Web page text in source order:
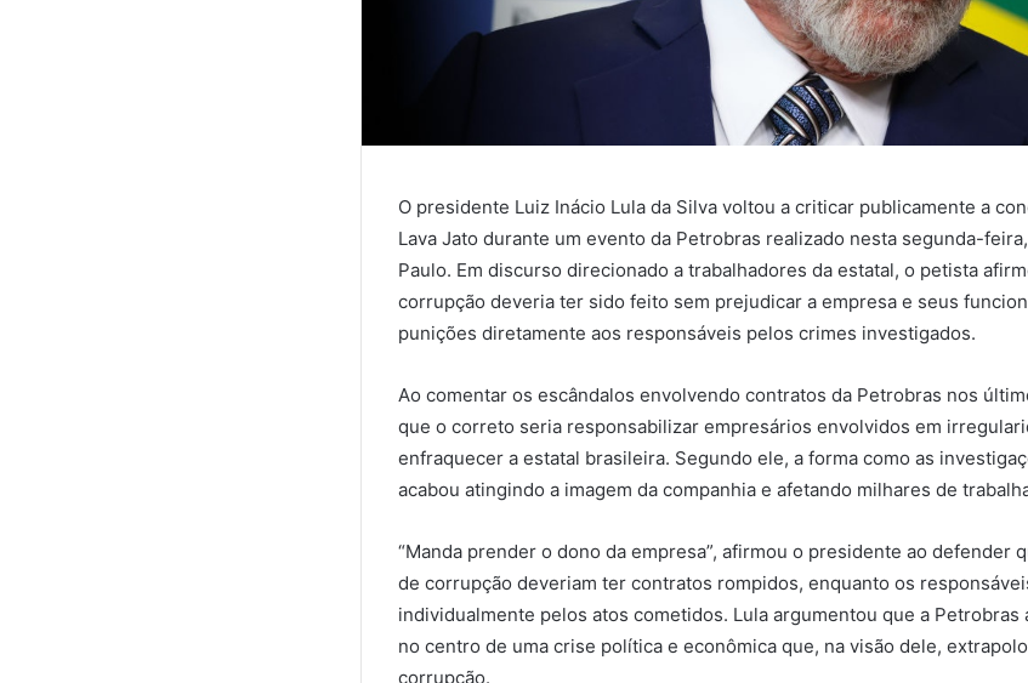
O presidente Luiz Inácio Lula da Silva voltou a criticar publicamente a
Lava Jato durante um evento da Petrobras realizado nesta segunda-
Paulo. Em discurso direcionado a trabalhadores da estatal, o petista
corrupção deveria ter sido feito sem prejudicar a empresa e seus
punições diretamente aos responsáveis pelos crimes investigados.
Ao comentar os escândalos envolvendo contratos da Petrobras nos
que o correto seria responsabilizar empresários envolvidos em
enfraquecer a estatal brasileira. Segundo ele, a forma como as
acabou atingindo a imagem da companhia e afetando milhares de
“Manda prender o dono da empresa”, afirmou o presidente ao defender
de corrupção deveriam ter contratos rompidos, enquanto os
individualmente pelos atos cometidos. Lula argumentou que a Petrobras
no centro de uma crise política e econômica que, na visão dele,
corrupção.